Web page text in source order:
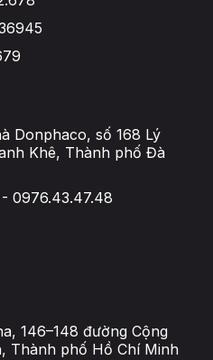
Donphaco, số 168 Lý
Khê, Thành phố Đà
0976.43.47.48
146–148 đường Cộng
Thành phố Hồ Chí Minh